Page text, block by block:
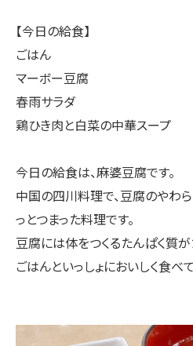
【今日の給食】
ごはん
マーボー豆腐
春雨サラダ
鶏ひき肉と白菜の中華スープ
今日の給食は、麻婆豆腐です。
中国の四川料理で、豆腐のやわ
っとつまった料理です。
豆腐には体をつくるたんぱく質が
ごはんといっしょにおいしく食べ